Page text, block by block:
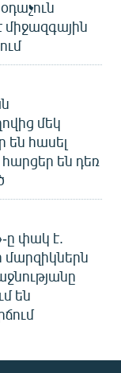
միջազգային
մեկ
են հասել
հարցեր են դեռ
ը փակ է.
են